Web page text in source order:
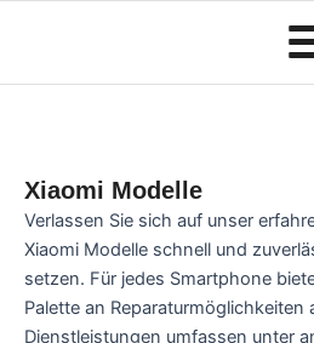
Xiaomi Modelle
Verlassen Sie sich auf unser
Xiaomi Modelle schnell und
setzen. Für jedes Smartphone
Palette an Reparaturmöglichkeiten
Dienstleistungen umfassen unter